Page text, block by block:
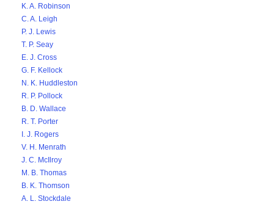
K. A. Robinson
C. A. Leigh
P. J. Lewis
T. P. Seay
E. J. Cross
G. F. Kellock
N. K. Huddleston
R. P. Pollock
B. D. Wallace
R. T. Porter
I. J. Rogers
V. H. Menrath
J. C. McIlroy
M. B. Thomas
B. K. Thomson
A. L. Stockdale